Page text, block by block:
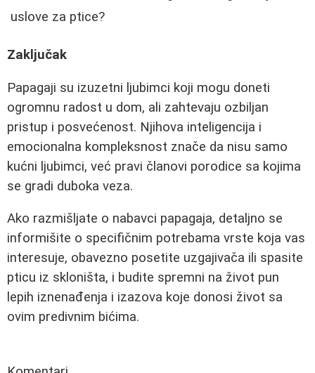
uslove za ptice?
Zaključak
Papagaji su izuzetni ljubimci koji mogu doneti
ogromnu radost u dom, ali zahtevaju ozbiljan
pristup i posvećenost. Njihova inteligencija i
emocionalna kompleksnost znače da nisu samo
kućni ljubimci, već pravi članovi porodice sa kojima
se gradi duboka veza.
Ako razmišljate o nabavci papagaja, detaljno se
informišite o specifičnim potrebama vrste koja vas
interesuje, obavezno posetite uzgajivača ili spasite
pticu iz skloništa, i budite spremni na život pun
lepih iznenađenja i izazova koje donosi život sa
ovim predivnim bićima.